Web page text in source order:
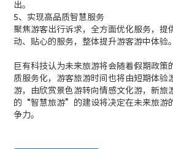
出。
5、实现高品质智慧服务
聚焦游客出行诉求，全方面优化服务，提
动、贴心的服务，整体提升游客游中体验。
巨有科技认为未来旅游将会随着假期政策
质服务化，游客旅游时间也将由短期体验
游，由欣赏景色游转向情感文化游，新旅
的“智慧旅游”的建设将决定在未来旅游
争力。